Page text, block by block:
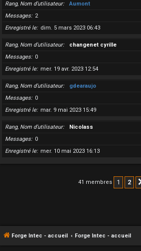
Rang, Nom d’utilisateur
Aumont
Messages
2
Enregistré le
dim. 5 mars 2023 06:43
Rang, Nom d’utilisateur
changenet cyrille
Messages
0
Enregistré le
mer. 19 avr. 2023 12:54
Rang, Nom d’utilisateur
gdearaujo
Messages
0
Enregistré le
mar. 9 mai 2023 15:49
Rang, Nom d’utilisateur
Nicolass
Messages
0
Enregistré le
mer. 10 mai 2023 16:13
41 membres 1 2
Forge Intec - accueil Forge Intec - accueil